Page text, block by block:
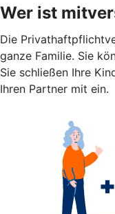
Wer ist
Die
ganze Familie. Sie
Sie schließen Ihre
Ihren Partner mit ein.